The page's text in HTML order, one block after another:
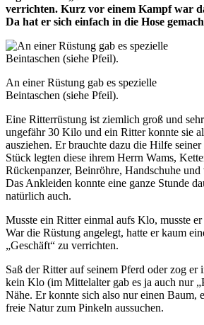
verrichten. Kurz vor einem Kampf war
Da hat er sich einfach in die Hose
An einer Rüstung gab es spezielle
Beintaschen (siehe Pfeil).
Eine Ritterrüstung ist ziemlich groß und
ungefähr 30 Kilo und ein Ritter konnte sie
ausziehen. Er brauchte dazu die Hilfe
Stück legten diese ihrem Herrn Wams,
Rückenpanzer, Beinröhre, Handschuhe und
Das Ankleiden konnte eine ganze Stunde
natürlich auch.
Musste ein Ritter einmal aufs Klo, musste
War die Rüstung angelegt, hatte er kaum
„Geschäft“ zu verrichten.
Saß der Ritter auf seinem Pferd oder zog
kein Klo (im Mittelalter gab es ja auch nur
Nähe. Er konnte sich also nur einen Baum,
freie Natur zum Pinkeln aussuchen.